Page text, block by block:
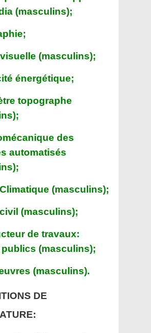
(masculins);
(masculins);
énergétique;
topographe
des
automatisés
(masculins);
(masculins);
de travaux:
(masculins);
(masculins).
DE